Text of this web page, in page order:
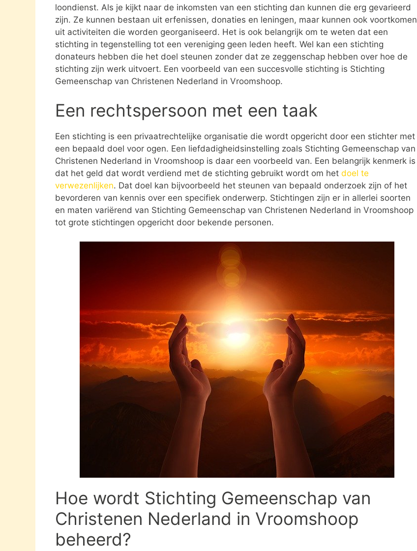
loondienst. Als je kijkt naar de inkomsten van een stichting dan kunnen die erg gevarieerd
zijn. Ze kunnen bestaan uit erfenissen, donaties en leningen, maar kunnen ook voortkomen
uit activiteiten die worden georganiseerd. Het is ook belangrijk om te weten dat een
stichting in tegenstelling tot een vereniging geen leden heeft. Wel kan een stichting
donateurs hebben die het doel steunen zonder dat ze zeggenschap hebben over hoe de
stichting zijn werk uitvoert. Een voorbeeld van een succesvolle stichting is Stichting
Gemeenschap van Christenen Nederland in Vroomshoop.
Een rechtspersoon met een taak
Een stichting is een privaatrechtelijke organisatie die wordt opgericht door een stichter met
een bepaald doel voor ogen. Een liefdadigheidsinstelling zoals Stichting Gemeenschap van
Christenen Nederland in Vroomshoop is daar een voorbeeld van. Een belangrijk kenmerk is
dat het geld dat wordt verdiend met de stichting gebruikt wordt om het doel te
verwezenlijken. Dat doel kan bijvoorbeeld het steunen van bepaald onderzoek zijn of het
bevorderen van kennis over een specifiek onderwerp. Stichtingen zijn er in allerlei soorten
en maten variërend van Stichting Gemeenschap van Christenen Nederland in Vroomshoop
tot grote stichtingen opgericht door bekende personen.
Hoe wordt Stichting Gemeenschap van
Christenen Nederland in Vroomshoop
beheerd?